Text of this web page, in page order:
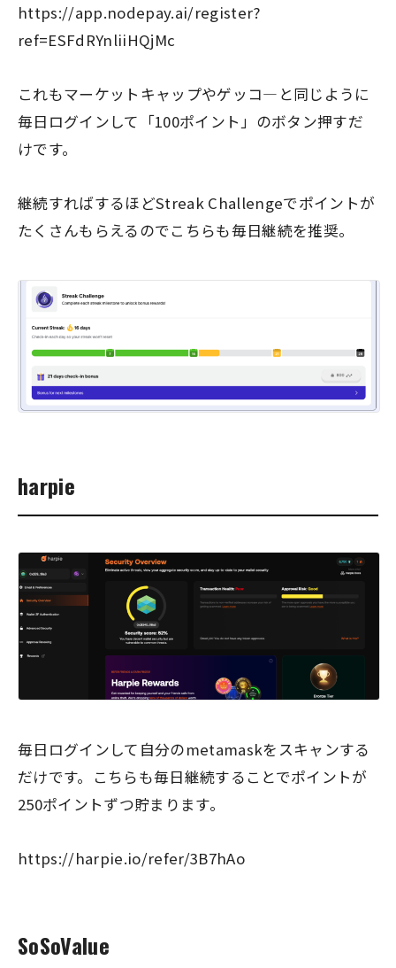
https://app.nodepay.ai/register?
ref=ESFdRYnliiHQjMc
これもマーケットキャップやゲッコ―と同じように
毎日ログインして「100ポイント」のボタン押すだ
けです。
継続すればするほどStreak Challengeでポイントが
たくさんもらえるのでこちらも毎日継続を推奨。
harpie
毎日ログインして自分のmetamaskをスキャンする
だけです。こちらも毎日継続することでポイントが
250ポイントずつ貯まります。
https://harpie.io/refer/3B7hAo
SoSoValue